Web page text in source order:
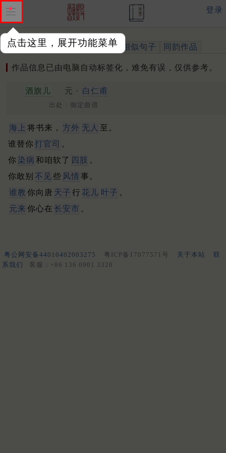
点击这里，展开功能菜单
登录
作品 标注四声 出处、引用 相似句子 同韵作品
作品信息已由电脑自动标签化，难免有误，仅供参考。
酒旗儿 元 · 白仁甫
出处：御定曲谱
海上 将书来， 方外 无人 至。
谁替你打官司 。
你 染病 和咱软了 四肢 。
你敢别 不见些 风情 事。
谁教 你向唐 天子 行 花儿 叶子 。
元来 你心在 长安市 。
粤公网安备44010402003275 粤ICP备17077571号 关于本站
联
系我们
客服：+86 136 0901 3320